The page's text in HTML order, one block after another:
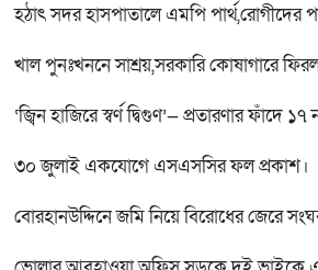
হঠাৎ সদর হাসপাতালে এমপি পার্থ,রোগীদের
খাল পুনঃখননে সাশ্রয়,সরকারি কোষাগারে
‘জ্বিন হাজিরে স্বর্ণ দ্বিগুণ’— প্রতারণার ফাঁদে
৩০ জুলাই একযোগে এসএসসির ফল প্রকাশ।
বোরহানউদ্দিনে জমি নিয়ে বিরোধের জেরে